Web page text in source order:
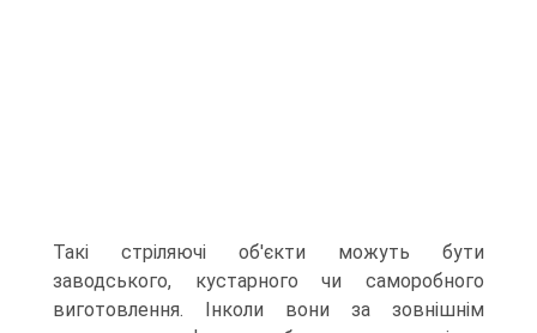
Такі стріляючі об'єкти можуть бути
заводського, кустарного чи саморобного
виготовлення. Інколи вони за зовнішнім